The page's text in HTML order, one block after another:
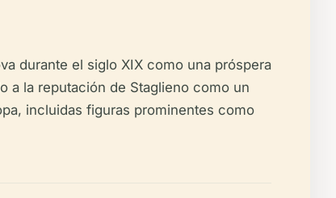
durante el siglo XIX como una próspera
a la reputación de Staglieno como un
incluidas figuras prominentes como